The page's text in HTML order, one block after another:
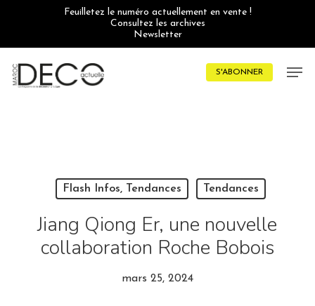
Feuilletez le numéro actuellement en vente !
Consultez les archives
Newsletter
S'ABONNER
Flash Infos, Tendances Tendances
Jiang Qiong Er, une nouvelle
collaboration Roche Bobois
mars 25, 2024